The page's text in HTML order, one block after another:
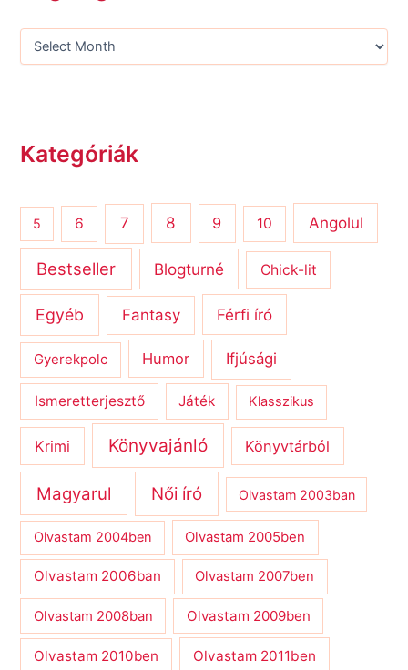
Kategóriák
5 6 7 8 9 10 Angolul
Bestseller Blogturné Chick-lit
Egyéb Fantasy Férfi író
Gyerekpolc Humor Ifjúsági
Ismeretterjesztő Játék Klasszikus
Krimi Könyvajánló Könyvtárból
Magyarul Női író Olvastam 2003ban
Olvastam 2004ben Olvastam 2005ben
Olvastam 2006ban Olvastam 2007ben
Olvastam 2008ban Olvastam 2009ben
Olvastam 2010ben Olvastam 2011ben